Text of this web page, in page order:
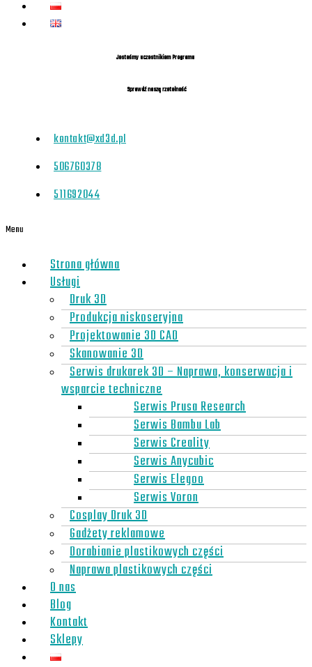
Jesteśmy uczestnikiem Programu
Sprawdź naszą rzetelność
kontakt@xd3d.pl
506760378
511692044
Menu
Strona główna
Usługi
Druk 3D
Produkcja niskoseryjna
Projektowanie 3D CAD
Skanowanie 3D
Serwis drukarek 3D – Naprawa, konserwacja i
wsparcie techniczne
Serwis Prusa Research
Serwis Bambu Lab
Serwis Creality
Serwis Anycubic
Serwis Elegoo
Serwis Voron
Cosplay Druk 3D
Gadżety reklamowe
Dorabianie plastikowych części
Naprawa plastikowych części
O nas
Blog
Kontakt
Sklepy